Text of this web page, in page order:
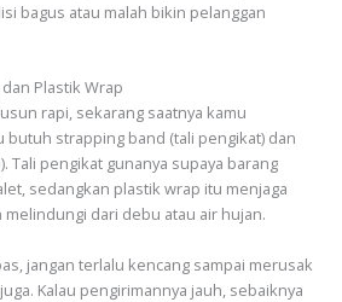
bagus atau malah bikin pelanggan
Plastik Wrap
rapi, sekarang saatnya kamu
butuh strapping band (tali pengikat) dan
Tali pengikat gunanya supaya barang
sedangkan plastik wrap itu menjaga
melindungi dari debu atau air hujan.
jangan terlalu kencang sampai merusak
Kalau pengirimannya jauh, sebaiknya